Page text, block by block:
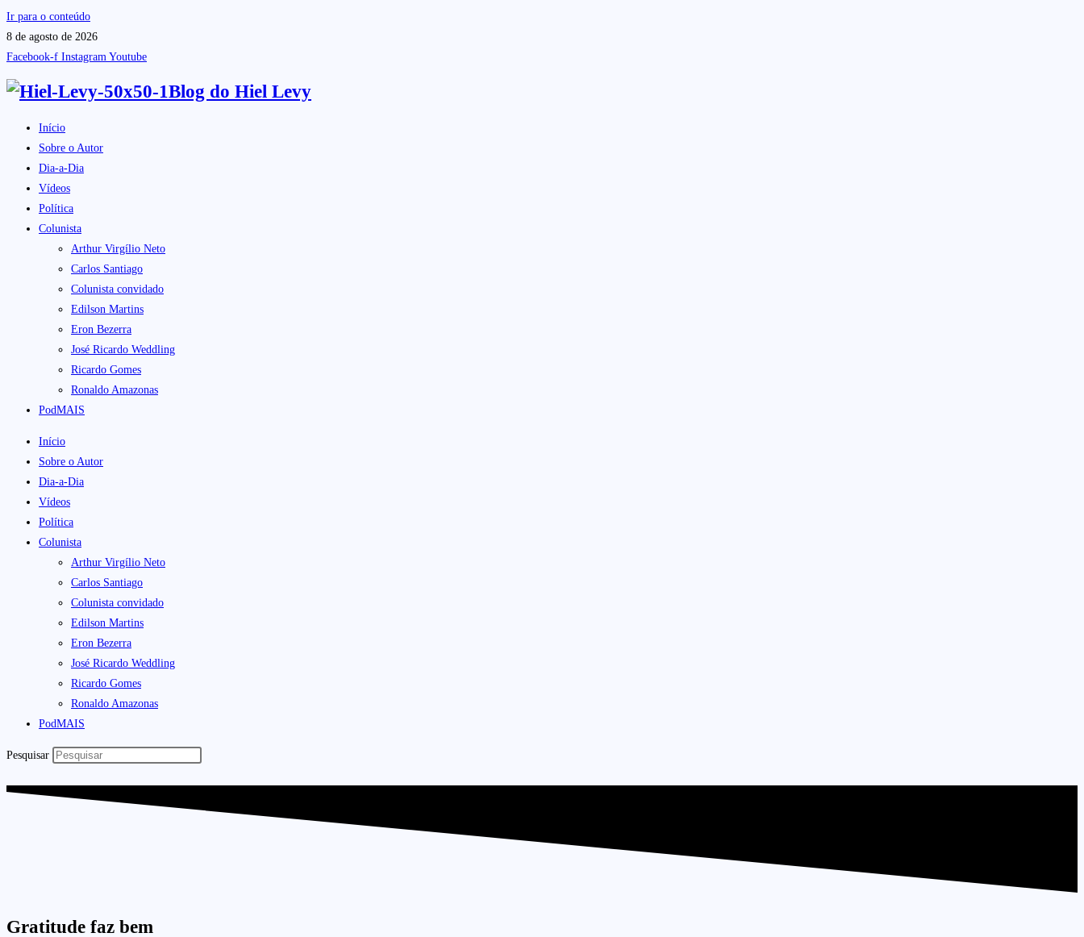
Ir para o conteúdo
8 de agosto de 2026
Facebook-f Instagram Youtube
Blog do Hiel Levy
Início
Sobre o Autor
Dia-a-Dia
Vídeos
Política
Colunista
Arthur Virgílio Neto
Carlos Santiago
Colunista convidado
Edilson Martins
Eron Bezerra
José Ricardo Weddling
Ricardo Gomes
Ronaldo Amazonas
PodMAIS
Início
Sobre o Autor
Dia-a-Dia
Vídeos
Política
Colunista
Arthur Virgílio Neto
Carlos Santiago
Colunista convidado
Edilson Martins
Eron Bezerra
José Ricardo Weddling
Ricardo Gomes
Ronaldo Amazonas
PodMAIS
Pesquisar
Gratitude faz bem